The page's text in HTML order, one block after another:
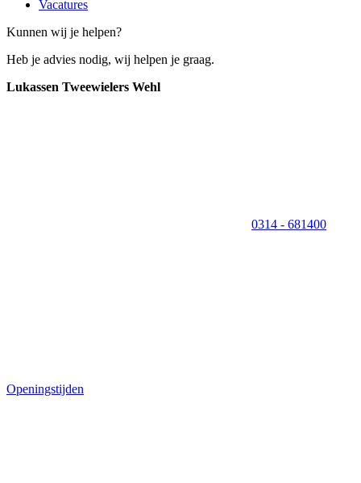
Vacatures
Kunnen wij je helpen?
Heb je advies nodig, wij helpen je graag.
Lukassen Tweewielers Wehl
0314 - 681400
Openingstijden